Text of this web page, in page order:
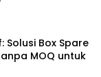
Solusi Box Spare
MOQ untuk